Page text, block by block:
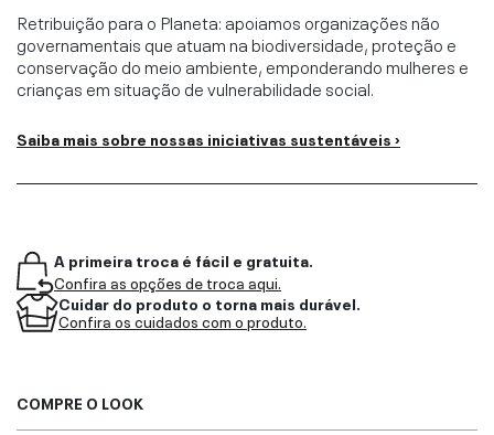
Retribuição para o Planeta: apoiamos organizações não
governamentais que atuam na biodiversidade, proteção e
conservação do meio ambiente, emponderando mulheres e
crianças em situação de vulnerabilidade social.
Saiba mais sobre nossas iniciativas sustentáveis ›
A primeira troca é fácil e gratuita.
Confira as opções de troca aqui.
Cuidar do produto o torna mais durável.
Confira os cuidados com o produto.
COMPRE O LOOK